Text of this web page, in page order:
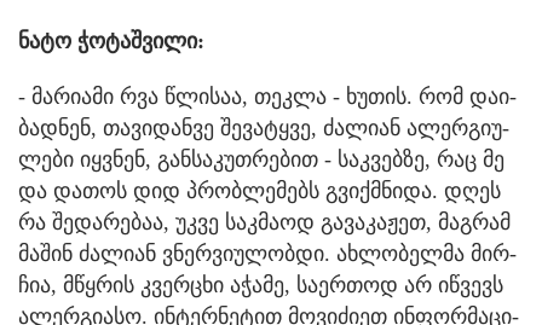
ნატო ჭო­ტაშ­ვი­ლი:
- მა­რი­ა­მი რვა წლი­საა, თეკ­ლა - ხუ­თის. რომ და­ი­
ბად­ნენ, თა­ვი­დან­ვე შე­ვა­ტყვე, ძა­ლი­ან ალერ­გი­უ­
ლე­ბი იყ­ვნენ, გან­სა­კუთ­რე­ბით - საკ­ვებ­ზე, რაც მე
და და­თოს დიდ პრობ­ლე­მებს გვიქ­მნი­და. დღეს
რა შე­და­რე­ბაა, უკვე საკ­მა­ოდ გა­ვა­კა­ჟეთ, მაგ­რამ
მა­შინ ძა­ლი­ან ვნერ­ვი­უ­ლობ­დი. ახ­ლო­ბელ­მა მირ­
ჩია, მწყრის კვერ­ცხი აჭა­მე, სა­ერ­თოდ არ იწ­ვევს
ალერ­გი­ა­სო. ინ­ტერ­ნე­ტით მო­ვი­ძი­ეთ ინ­ფორ­მა­ცი­